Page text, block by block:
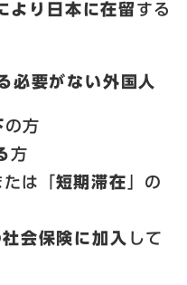
より日本に在留 する
必要がない外国人
の方
方
たは「短期滞在 」の
社会保険に加入 して